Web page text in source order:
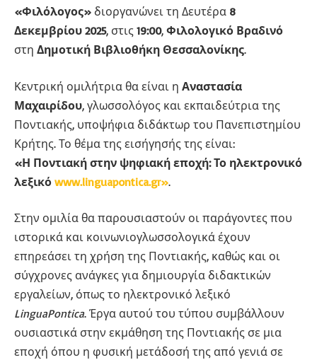
«Φιλόλογος» διοργανώνει τη Δευτέρα 8
Δεκεμβρίου 2025, στις 19:00, Φιλολογικό Βραδινό
στη Δημοτική Βιβλιοθήκη Θεσσαλονίκης.
Κεντρική ομιλήτρια θα είναι η Αναστασία
Μαχαιρίδου, γλωσσολόγος και εκπαιδεύτρια της
Ποντιακής, υποψήφια διδάκτωρ του Πανεπιστημίου
Κρήτης. Το θέμα της εισήγησής της είναι:
«Η Ποντιακή στην ψηφιακή εποχή: Το ηλεκτρονικό
λεξικό www.linguapontica.gr».
Στην ομιλία θα παρουσιαστούν οι παράγοντες που
ιστορικά και κοινωνιογλωσσολογικά έχουν
επηρεάσει τη χρήση της Ποντιακής, καθώς και οι
σύγχρονες ανάγκες για δημιουργία διδακτικών
εργαλείων, όπως το ηλεκτρονικό λεξικό
LinguaPontica. Έργα αυτού του τύπου συμβάλλουν
ουσιαστικά στην εκμάθηση της Ποντιακής σε μια
εποχή όπου η φυσική μετάδοσή της από γενιά σε